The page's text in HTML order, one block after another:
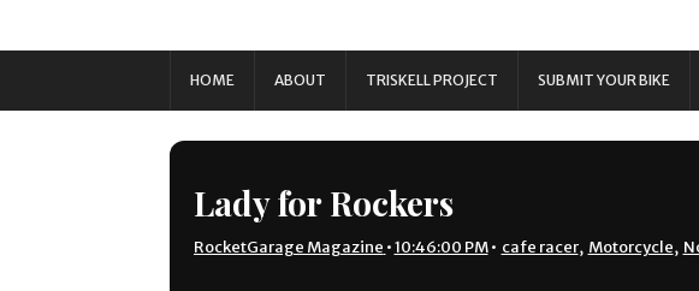
HOME ABOUT TRISKELL PROJECT SUBMIT YOUR BIKE
Lady for Rockers
RocketGarage Magazine •10:46:00 PM • cafe racer, Motorcycle,